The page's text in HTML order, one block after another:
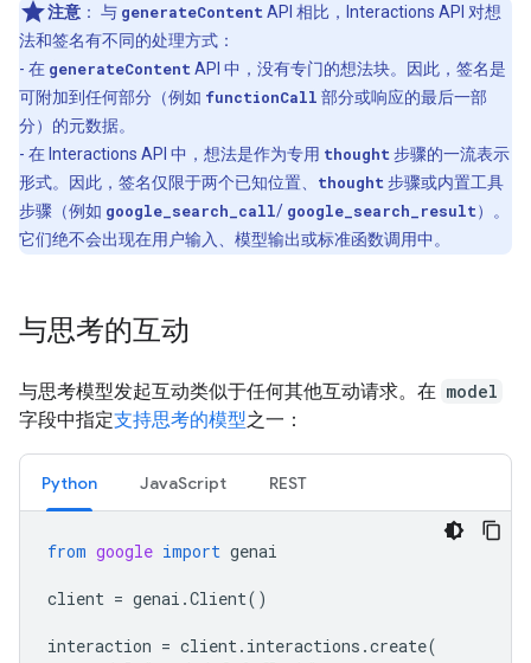
注意 ： 与 generateContent API 相比，Interactions API 对想
法和签名有不同的处理方式：
- 在 generateContent API 中，没有专门的想法块。因此，签名是
可附加到任何部分（例如 functionCall 部分或响应的最后一部
分）的元数据。
- 在 Interactions API 中，想法是作为专用 thought 步骤的一流表示
形式。因此，签名仅限于两个已知位置、 thought 步骤或内置工具
步骤（例如 google_search_call/ google_search_result）。
它们绝不会出现在用户输入、模型输出或标准函数调用中。
与思考的互动
与思考模型发起互动类似于任何其他互动请求。在 model
字段中指定支持思考的模型之一：
Python JavaScript REST
from google import genai
client = genai .Client()
interaction = client. interactions .create(